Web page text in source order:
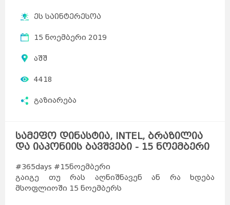
ეს საინტერესოა
15 ნოემბერი 2019
აშშ
4418
გაზიარება
სამეფო დინასტია, INTEL, ბრაზილია
და იაპონიის ბავშვები - 15 ნოემბერი
#365days #15ნოემბერი
გაიგე თუ რას აღნიშნავენ ან რა ხდება
მსოფლიოში 15 ნოემბერს